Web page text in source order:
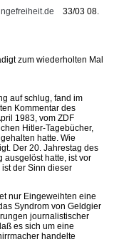
33/03 08.
zum wiederholten Mal
auf schlug, fand im
Kommentar des
1983, vom ZDF
Hitler-Tagebücher,
hatte. Wie
Der 20. Jahrestag des
ausgelöst hatte, ist vor
der Sinn dieser
nur Eingeweihten eine
Syndrom von Geldgier
journalistischer
es sich um eine
handelte